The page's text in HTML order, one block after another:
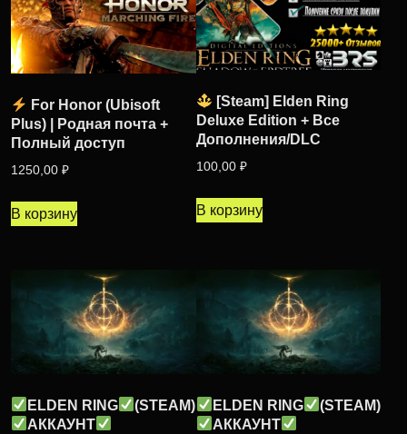
For Honor (Ubisoft
Plus) | Родная почта +
Полный доступ
1250,00 ₽
В корзину
[Steam] Elden Ring
Deluxe Edition + Все
Дополнения/DLC
100,00 ₽
В корзину
ELDEN RING
(STEAM)
АККАУНТ
ELDEN RING
(STEAM)
АККАУНТ